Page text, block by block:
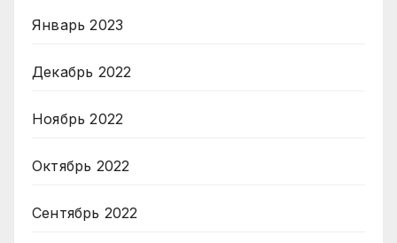
Январь 2023
Декабрь 2022
Ноябрь 2022
Октябрь 2022
Сентябрь 2022